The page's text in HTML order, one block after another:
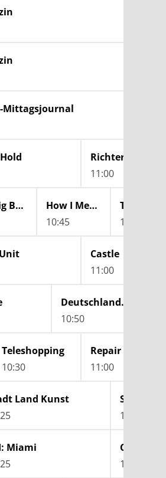
Mittagsjournal
Richter
11:00
The Big Bang Theory
How I Met Your Mother
10:45
The
11:10
Castle
11:00
Deutschland, wann bin ich genug?
10:50
Teleshopping
10:30
Repair Shop -
11:00
Land Kunst
Stadt
11:10
Miami
CSI:
11:10